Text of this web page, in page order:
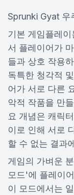
Sprunki Gyat 우
기본 게임플레
서 플레이어가
들과 상호 작용
독특한 청각적
어가 서로 다른
악적 작품을 만
요 개념은 캐릭
이로 인해 서로
할 수 없는 결과
게임의 가벼운
모드'에 플레이
이 모드에서는